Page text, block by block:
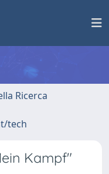
Ricerca
tech
Kampf"